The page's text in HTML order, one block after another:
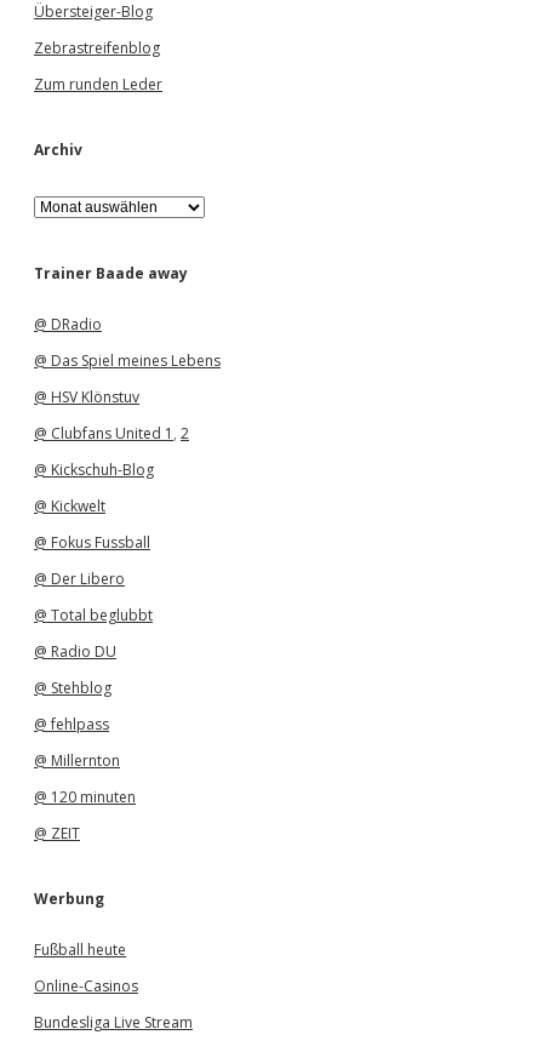
Übersteiger-Blog
Zebrastreifenblog
Zum runden Leder
Archiv
A
r
h
Trainer Baade away
@ DRadio
@ Das Spiel meines Lebens
@ HSV Klönstuv
@ Clubfans United 1 , 2
@ Kickschuh-Blog
@ Kickwelt
@ Fokus Fussball
@ Der Libero
@ Total beglubbt
@ Radio DU
@ Stehblog
@ fehlpass
@ Millernton
@ 120 minuten
@ ZEIT
Werbung
Fußball heute
Online-Casinos
Bundesliga Live Stream